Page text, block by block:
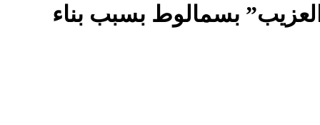
بسمالوط بسبب بناء